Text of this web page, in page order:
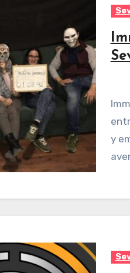
Immersion Escape Room Sevilla es un negocio de
y